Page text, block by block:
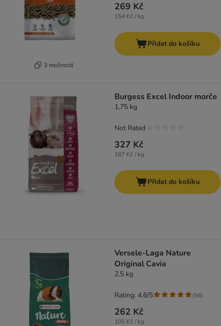
3 možností
269 Kč
154 Kč / kg
Přidat do košíku
Burgess Excel Indoor morče
1,75 kg
327 Kč
187 Kč / kg
Not Rated
Přidat do košíku
Versele-Laga Nature
Original Cavia
2,5 kg
262 Kč
105 Kč / kg
Rating: 4.6/5 (56)